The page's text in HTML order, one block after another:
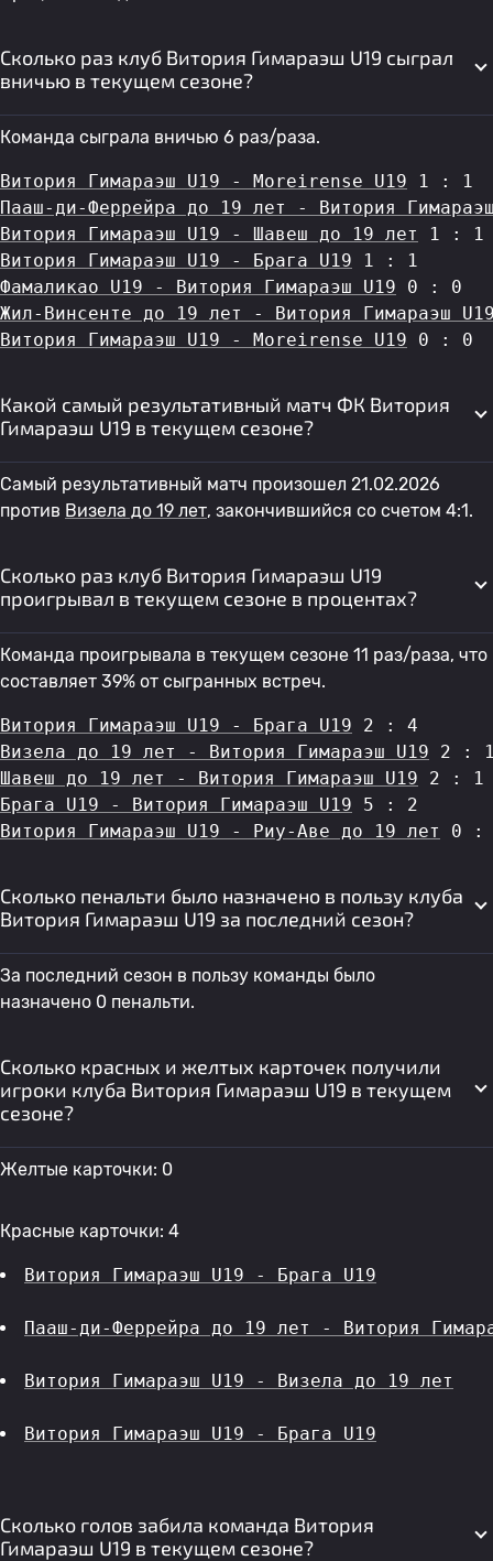
Сколько раз клуб Витория Гимараэш U19 сыграл
вничью в текущем сезоне?
Команда сыграла вничью 6 раз/раза.
Витория Гимараэш U19 - Moreirense U19 1 : 1
Пааш-ди-Феррейра до 19 лет - Витория
Витория Гимараэш U19 - Шавеш до 19 лет
1 : 1
Витория Гимараэш U19 - Брага U19 1 : 1
Фамаликао U19 - Витория Гимараэш U19 0 : 0
Жил-Винсенте до 19 лет - Витория Гимараэш
Витория Гимараэш U19 - Moreirense U19 0 : 0
Какой самый результативный матч ФК Витория
Гимараэш U19 в текущем сезоне?
Самый результативный матч произошел 21.02.2026
против Визела до 19 лет, закончившийся со счетом 4:1.
Сколько раз клуб Витория Гимараэш U19
проигрывал в текущем сезоне в процентах?
Команда проигрывала в текущем сезоне 11 раз/раза, что
составляет 39% от сыгранных встреч.
Витория Гимараэш U19 - Брага U19 2 : 4
Визела до 19 лет - Витория Гимараэш U19 2 :
Шавеш до 19 лет - Витория Гимараэш U19 2 : 1
Брага U19 - Витория Гимараэш U19 5 : 2
Витория Гимараэш U19 - Риу-Аве до 19 лет
0 :
Сколько пенальти было назначено в пользу клуба
Витория Гимараэш U19 за последний сезон?
За последний сезон в пользу команды было
назначено 0 пенальти.
Сколько красных и желтых карточек получили
игроки клуба Витория Гимараэш U19 в текущем
сезоне?
Желтые карточки: 0
Красные карточки: 4
Витория Гимараэш U19 - Брага U19
Пааш-ди-Феррейра до 19 лет - Витория
Витория Гимараэш U19 - Визела до 19 лет
Витория Гимараэш U19 - Брага U19
Сколько голов забила команда Витория
Гимараэш U19 в текущем сезоне?